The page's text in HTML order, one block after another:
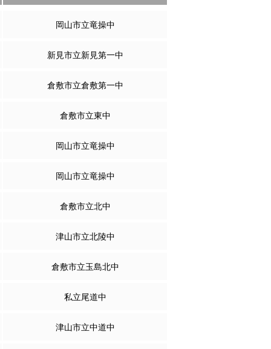
岡山市立竜操中
新見市立新見第一中
倉敷市立倉敷第一中
倉敷市立東中
岡山市立竜操中
岡山市立竜操中
倉敷市立北中
津山市立北陵中
倉敷市立玉島北中
私立尾道中
津山市立中道中